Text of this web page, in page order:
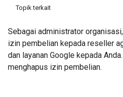
Topik terkait
Sebagai administrator
izin pembelian kepada reseller
dan layanan Google kepada
menghapus izin pembelian.